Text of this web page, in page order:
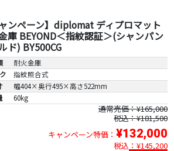
ャンペーン】diplomat ディプロマット
庫 BEYOND＜指紋認証＞(シャンパン
ド) BY500CG
耐火金庫
指紋照合式
幅404×奥行495×高さ522mm
60kg
通常売価：¥165,000
税込：¥181,500
キャンペーン特価： ¥132,000
税込：¥145,200